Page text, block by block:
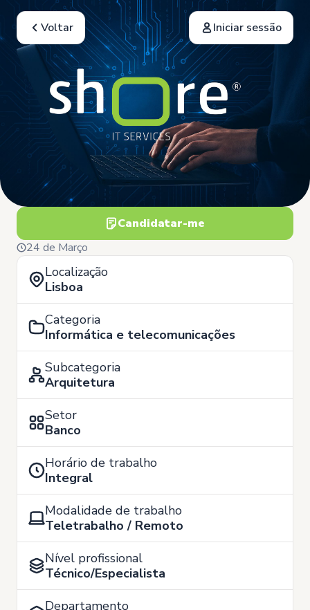
Voltar Iniciar sessão
Candidatar-me
24 de Março
Localização
Lisboa
Categoria
Informática e telecomunicações
Subcategoria
Arquitetura
Setor
Banco
Horário de trabalho
Integral
Modalidade de trabalho
Teletrabalho / Remoto
Nível profissional
Técnico/Especialista
Departamento